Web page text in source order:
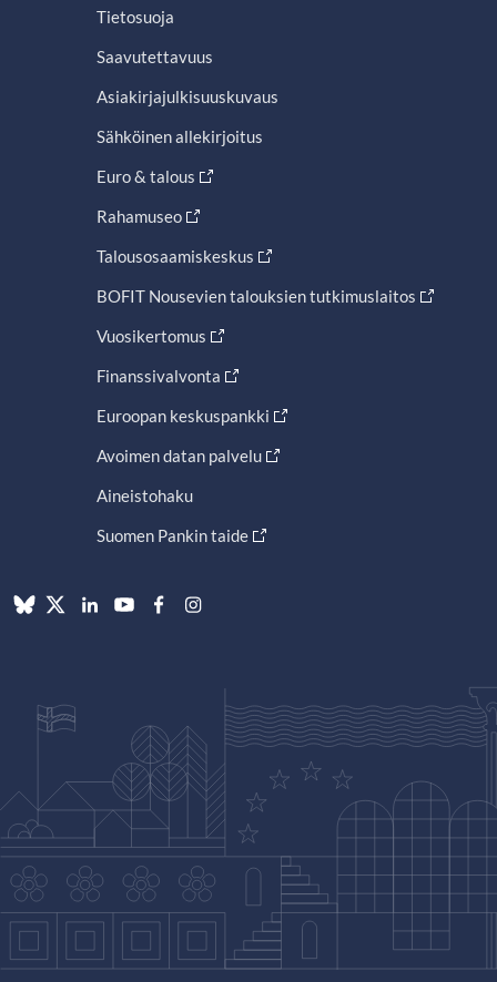
Tietosuoja
Saavutettavuus
Asiakirjajulkisuuskuvaus
Sähköinen allekirjoitus
Euro & talous
Rahamuseo
Talousosaamiskeskus
BOFIT Nousevien talouksien tutkimuslaitos
Vuosikertomus
Finanssivalvonta
Euroopan keskuspankki
Avoimen datan palvelu
Aineistohaku
Suomen Pankin taide